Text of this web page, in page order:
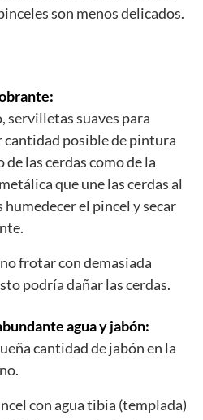
son menos delicados.
servilletas suaves para
posible de pintura
las cerdas como de la
que une las cerdas al
humedecer el pincel y secar
frotar con demasiada
podría dañar las cerdas.
agua y jabón:
cantidad de jabón en la
con agua tibia (templada)